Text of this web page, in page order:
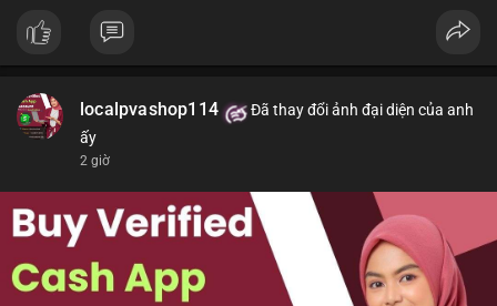
localpvashop114
Đã thay đổi ảnh đại diện của anh
ấy
2 giờ